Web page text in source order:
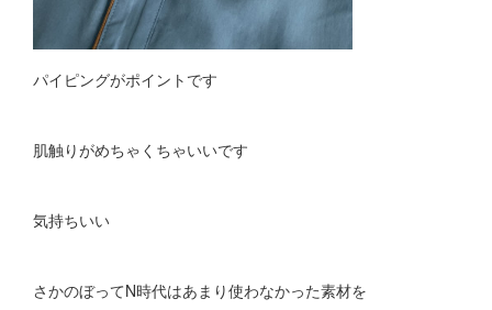
パイピングがポイントです
肌触りがめちゃくちゃいいです
気持ちいい
さかのぼってN時代はあまり使わなかった素材を